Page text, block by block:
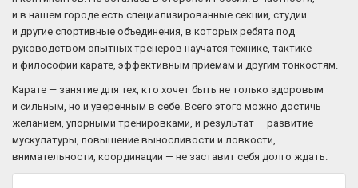
и в нашем городе есть специализированные секции, студии
и другие спортивные объединения, в которых ребята под
руководством опытных тренеров научатся технике, тактике
и философии карате, эффективным приемам и другим тонкостям.
Карате — занятие для тех, кто хочет быть не только здоровым
и сильным, но и уверенным в себе. Всего этого можно достичь
желанием, упорными тренировками, и результат — развитие
мускулатуры, повышение выносливости и ловкости,
внимательности, координации — не заставит себя долго ждать.